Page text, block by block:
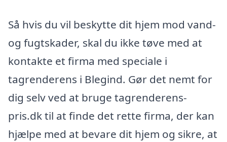
Så hvis du vil beskytte dit hjem mod vand-
og fugtskader, skal du ikke tøve med at
kontakte et firma med speciale i
tagrenderens i Blegind. Gør det nemt for
dig selv ved at bruge tagrenderens-
pris.dk til at finde det rette firma, der kan
hjælpe med at bevare dit hjem og sikre, at